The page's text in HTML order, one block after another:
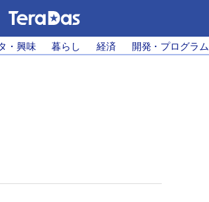
・興味 暮らし 経済 開発・プログラム